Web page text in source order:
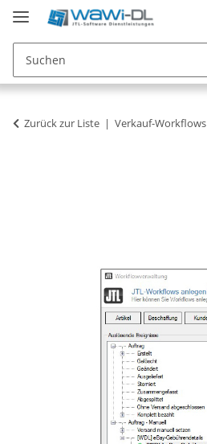
Zurück zur Liste Verkauf-Workflows